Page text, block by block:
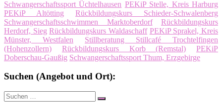
Schwangerschaftssport Üchtelhausen PEKiP Stelle, Kreis Harburg
PEKiP Altötting
Rückbildungskurs Schieder-Schwalenberg
Schwangerschaftsschwimmen Marktoberdorf
Rückbildungskurs
Herdorf, Sieg Rückbildungskurs Waldaschaff PEKiP Sprakel, Kreis
Münster, Westfalen
Stillberatung Stillcafé Trochtelfingen
(Hohenzollern)
Rückbildungskurs Korb (Remstal)
PEKiP
Doberschau-Gaußig Schwangerschaftssport Thum, Erzgebirge
Suchen (Angebot und Ort):
Suche
nach:
Suchen